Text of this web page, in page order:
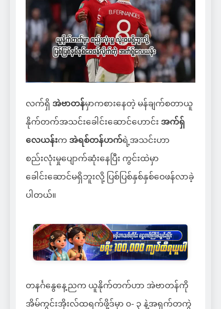
လက်ရှိ အဲဗာတန်မှာကစားနေတဲ့ မန်ချက်စတာယူ
နိုက်တက်အသင်းခေါင်းဆောင်ဟောင်း အက်ရှ်
လေယန်းက အဲရစ်တန်ဟက်ရဲ့အသင်းဟာ
စည်းလုံးမှုပျောက်ဆုံးနေပြီး ကွင်းထဲမှာ
ခေါင်းဆောင်မရှိဘူးလို့ ပြစ်ပြစ်နှစ်နှစ်ဝေဖန်လာခဲ့
ပါတယ်။
တနင်္ဂနွေနေ့ညက ယူနိုက်တက်ဟာ အဲဗာတန်ကို
အိမ်ကွင်းအိုးလ်ထရက်ဖို့ဒ်မှာ ၀- ၃ နဲ့အရှက်တကွဲ